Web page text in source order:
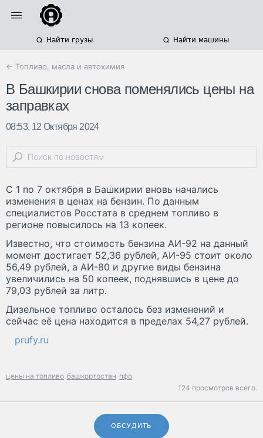
Найти грузы Найти машины
← Топливо, масла и автохимия
В Башкирии снова поменялись цены на
заправках
08:53, 12 Октября 2024
С 1 по 7 октября в Башкирии вновь начались
изменения в ценах на бензин. По данным
специалистов Росстата в среднем топливо в
регионе повысилось на 13 копеек.
Известно, что стоимость бензина АИ-92 на данный
момент достигает 52,36 рублей, АИ-95 стоит около
56,49 рублей, а АИ-80 и другие виды бензина
увеличились на 50 копеек, поднявшись в цене до
79,03 рублей за литр.
Дизельное топливо осталось без изменений и
сейчас её цена находится в пределах 54,27 рублей.
prufy.ru
цены на топливо башкортостан пфо
124 просмотров всего.
ОБСУДИТЬ